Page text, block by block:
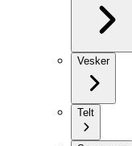
Vesker
Telt